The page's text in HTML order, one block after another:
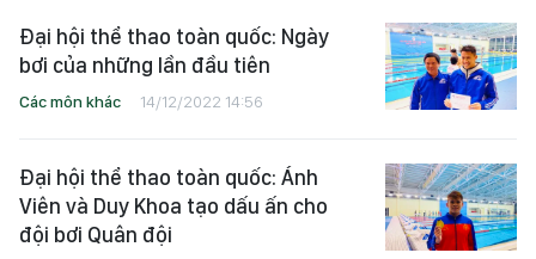
Đại hội thể thao toàn quốc: Ngày
bơi của những lần đầu tiên
Các môn khác 14/12/2022 14:56
Đại hội thể thao toàn quốc: Ánh
Viên và Duy Khoa tạo dấu ấn cho
đội bơi Quân đội